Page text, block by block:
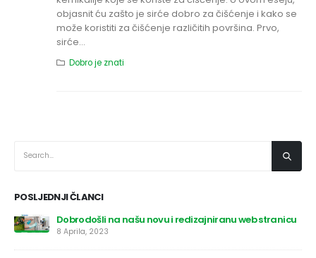
objasnit ću zašto je sirće dobro za čišćenje i kako se
može koristiti za čišćenje različitih površina. Prvo,
sirće...
Dobro je znati
POSLJEDNJI ČLANCI
web stranicu
Možda niste znali zašto je sirće odlično za